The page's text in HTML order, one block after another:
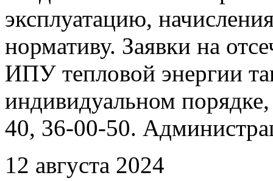
эксплуатацию,
нормативу. Заявки на
ИПУ тепловой энергии
индивидуальном
40, 36-00-50.
12 августа 2024